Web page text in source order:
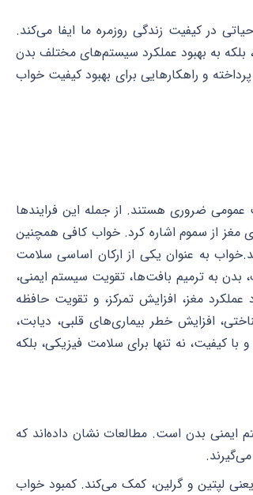
در کیفیت زندگی روزمره ما ایفا می‌کند.
بلکه به بهبود عملکرد سیستم‌های مختلف بدن
و راهکارهایی برای بهبود کیفیت خواب
ضروری هستند. از جمله این فرایندها
مغز از سموم اشاره کرد. خواب کافی همچنین
خواب به عنوان یکی از ارکان اساسی سلامت
بدن به ترمیم بافت‌ها، تقویت سیستم ایمنی،
مغز، افزایش تمرکز، و تقویت حافظه
افزایش خطر بیماری‌های قلبی، دیابت،
کیفیت، نه تنها برای سلامت فیزیکی، بلکه
ایمنی بدن است. مطالعات نشان داده‌اند که
لپتین و گرلین، کمک می‌کند. کمبود خواب